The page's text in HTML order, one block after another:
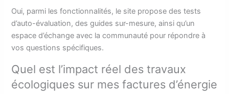
Oui, parmi les fonctionnalités, le site propose des tests
d’auto-évaluation, des guides sur-mesure, ainsi qu’un
espace d’échange avec la communauté pour répondre à
vos questions spécifiques.
Quel est l’impact réel des travaux
écologiques sur mes factures d’énergie